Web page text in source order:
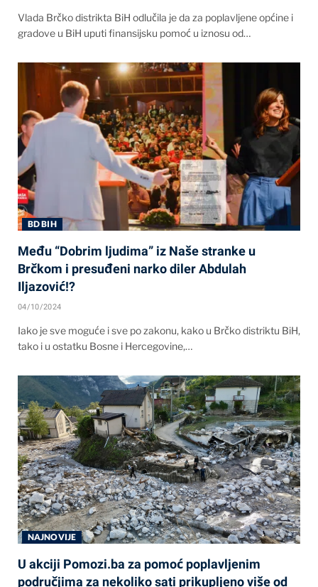
Vlada Brčko distrikta BiH odlučila je da za poplavljene općine i
gradove u BiH uputi finansijsku pomoć u iznosu od…
BD BIH
Među “Dobrim ljudima” iz Naše stranke u
Brčkom i presuđeni narko diler Abdulah
Iljazović!?
04/10/2024
Iako je sve moguće i sve po zakonu, kako u Brčko distriktu BiH,
tako i u ostatku Bosne i Hercegovine,…
NAJNOVIJE
U akciji Pomozi.ba za pomoć poplavljenim
područjima za nekoliko sati prikupljeno više od